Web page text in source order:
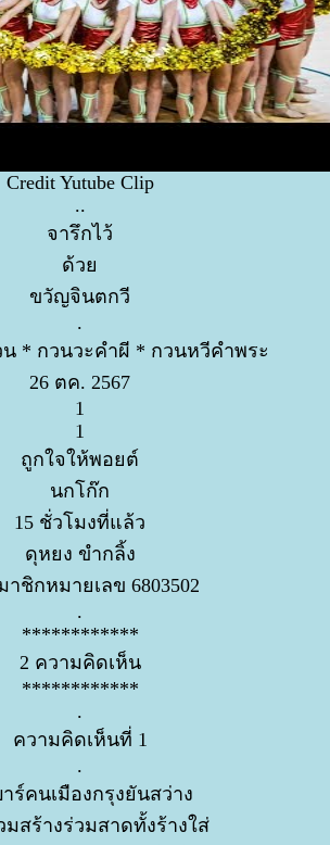
Credit Yutube Clip
..
จารึกไว้
ด้ว
ขวัญจินตกวี
.
* กวนวะคำผี * กวนหวีคำพระ
26 ตค. 2567
1
1
ถูกใจให้พอยต์
นกโก๊ก
15 ชั่วโมงที่แล้ว
ดุหยง ขำกลิ้ง
าชิกหมายเลข 6803502
.
************
2 ความคิดเห็น
************
.
ความคิดเห็นที่ 1
.
ร์คนเมืองกรุงยันสว่าง
มสร้างร่วมสาดทั้งร้างใส่